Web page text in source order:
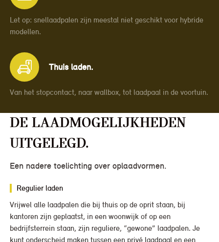
Let op: snellaadpalen zijn meestal niet geschikt voor hybride
modellen.
Thuis laden.
Van het stopcontact, naar wallbox, tot laadpaal in de voortuin.
De laadmogelijkheden
uitgelegd.
Een nadere toelichting over oplaadvormen.
Regulier laden
Vrijwel alle laadpalen die bij thuis op de oprit staan, bij
kantoren zijn geplaatst, in een woonwijk of op een
bedrijfsterrein staan, zijn reguliere, “gewone” laadpalen. Je
kunt onderscheid maken tussen een privé laadpaal en een